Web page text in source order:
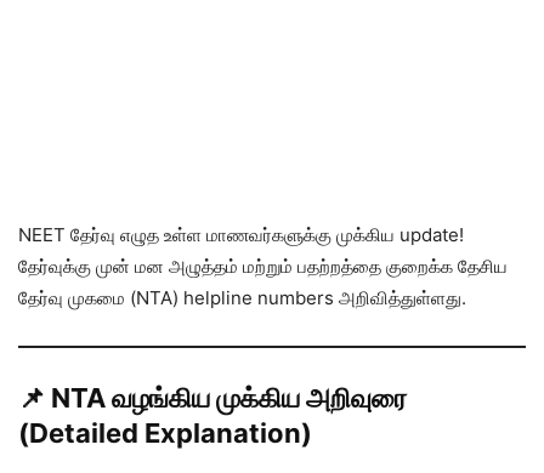
NEET தேர்வு எழுத உள்ள மாணவர்களுக்கு முக்கிய update!
தேர்வுக்கு முன் மன அழுத்தம் மற்றும் பதற்றத்தை குறைக்க தேசிய
தேர்வு முகமை (NTA) helpline numbers அறிவித்துள்ளது.
📌 NTA வழங்கிய முக்கிய அறிவுரை
(Detailed Explanation)